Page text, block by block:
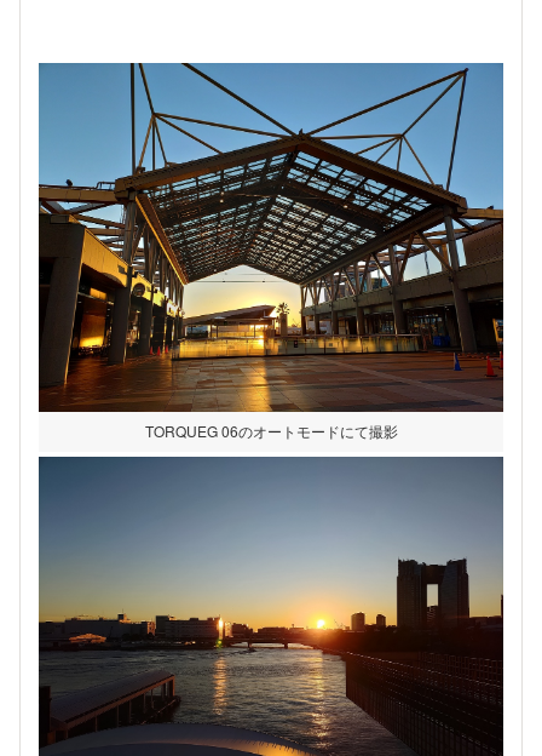
TORQUEG 06のオートモードにて撮影